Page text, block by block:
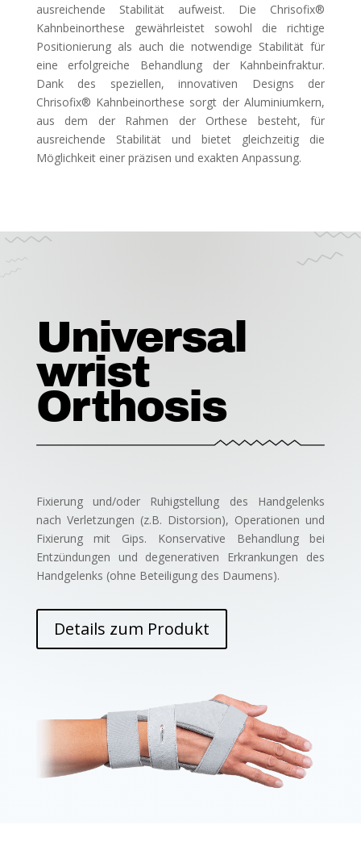
ausreichende Stabilität aufweist. Die Chrisofix®
Kahnbeinorthese gewährleistet sowohl die richtige
Positionierung als auch die notwendige Stabilität für
eine erfolgreiche Behandlung der Kahnbeinfraktur.
Dank des speziellen, innovativen Designs der
Chrisofix® Kahnbeinorthese sorgt der Aluminiumkern,
aus dem der Rahmen der Orthese besteht, für
ausreichende Stabilität und bietet gleichzeitig die
Möglichkeit einer präzisen und exakten Anpassung.
Universal
wrist
Orthosis
Fixierung und/oder Ruhigstellung des Handgelenks
nach Verletzungen (z.B. Distorsion), Operationen und
Fixierung mit Gips. Konservative Behandlung bei
Entzündungen und degenerativen Erkrankungen des
Handgelenks (ohne Beteiligung des Daumens).
Details zum Produkt